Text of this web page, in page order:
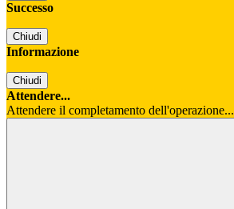
Successo
Chiudi
Informazione
Chiudi
Attendere...
Attendere il completamento dell'operazione...